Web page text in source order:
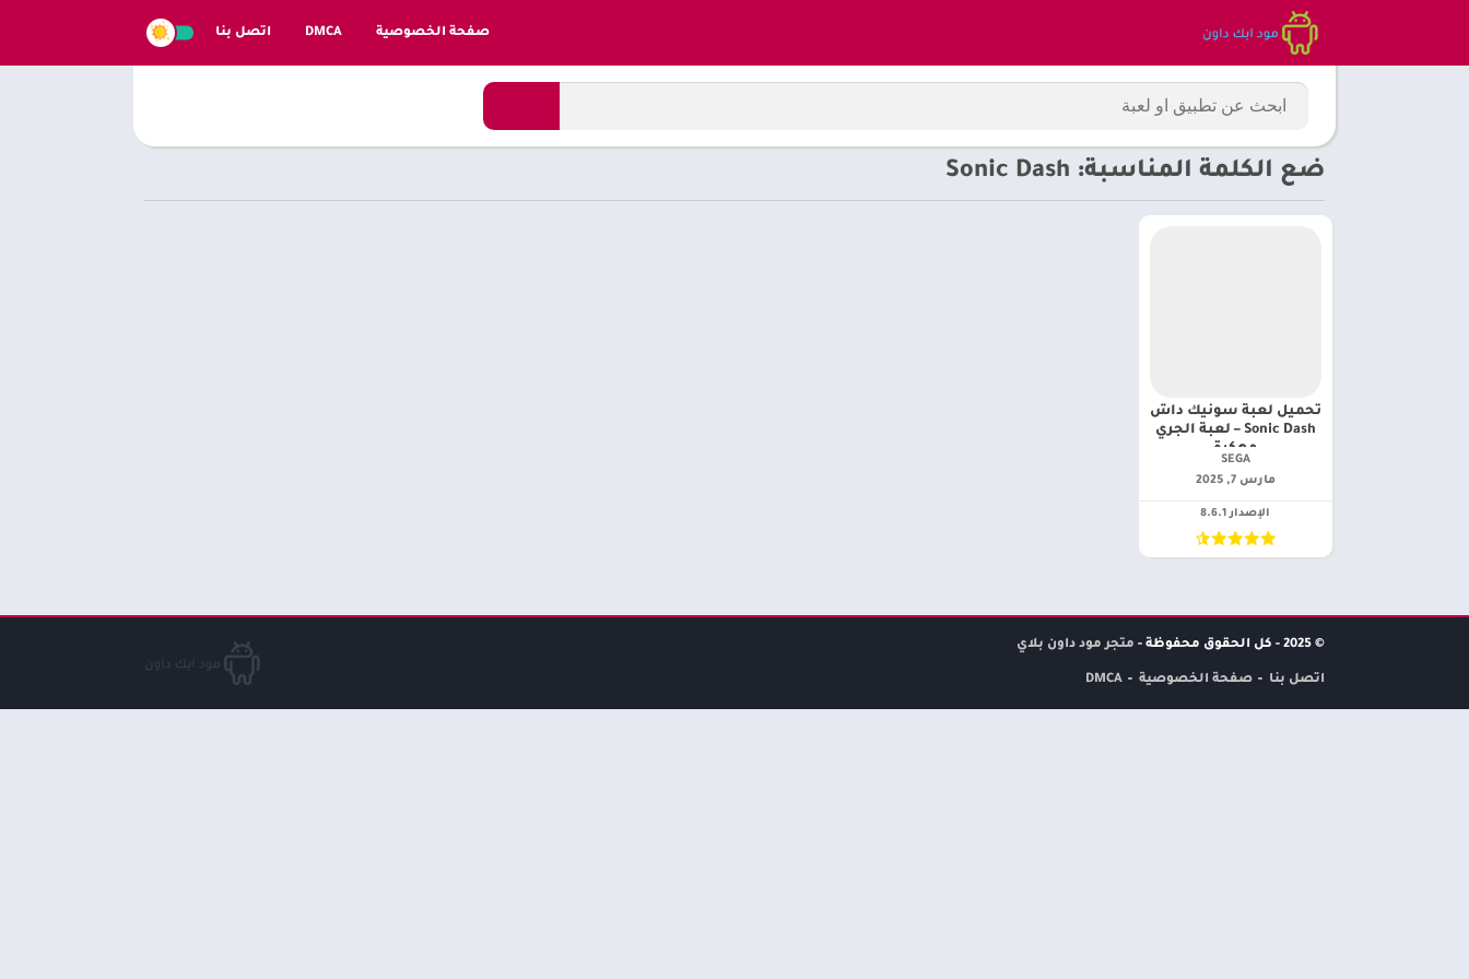
صفحة الخصوصية DMCA اتصل بنا
ضع الكلمة المناسبة: Sonic Dash
تحميل لعبة سونيك داش
Sonic Dash – لعبة الجري
مهكرة
SEGA‏
مارس 7, 2025
الإصدار 8.6.1
© 2025 - كل الحقوق محفوظة - متجر مود داون بلاي
اتصل بنا صفحة الخصوصية DMCA